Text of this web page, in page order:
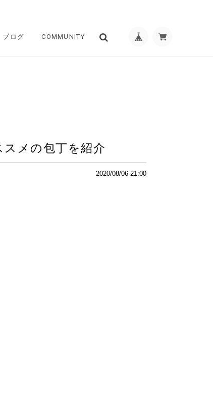
ブログ COMMUNITY
メの包丁を紹介
2020/08/06 21:00